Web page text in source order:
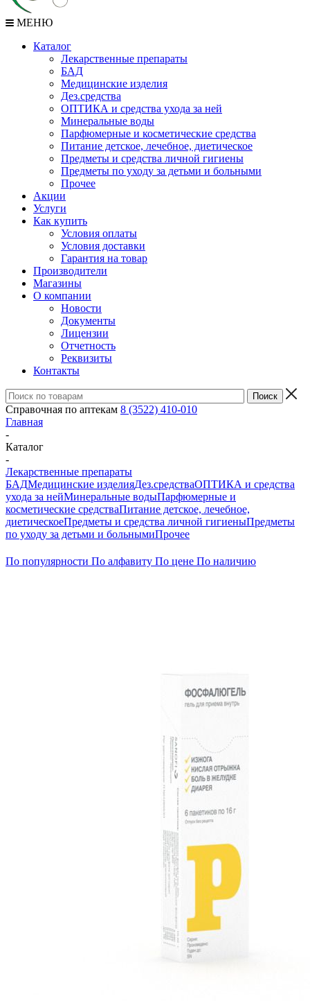
МЕНЮ
Каталог
Лекарственные препараты
БАД
Медицинские изделия
Дез.средства
ОПТИКА и средства ухода за ней
Минеральные воды
Парфюмерные и косметические средства
Питание детское, лечебное, диетическое
Предметы и средства личной гигиены
Предметы по уходу за детьми и больными
Прочее
Акции
Услуги
Как купить
Условия оплаты
Условия доставки
Гарантия на товар
Производители
Магазины
О компании
Новости
Документы
Лицензии
Отчетность
Реквизиты
Контакты
Справочная по аптекам 8 (3522) 410-010
Главная
-
Каталог
-
Лекарственные препараты
БАДМедицинские изделияДез.средстваОПТИКА и средства
ухода за нейМинеральные водыПарфюмерные и
косметические средстваПитание детское, лечебное,
диетическоеПредметы и средства личной гигиеныПредметы
по уходу за детьми и больнымиПрочее
По популярности По алфавиту По цене По наличию